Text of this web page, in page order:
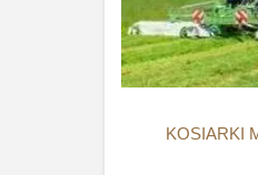
KOSIARKI